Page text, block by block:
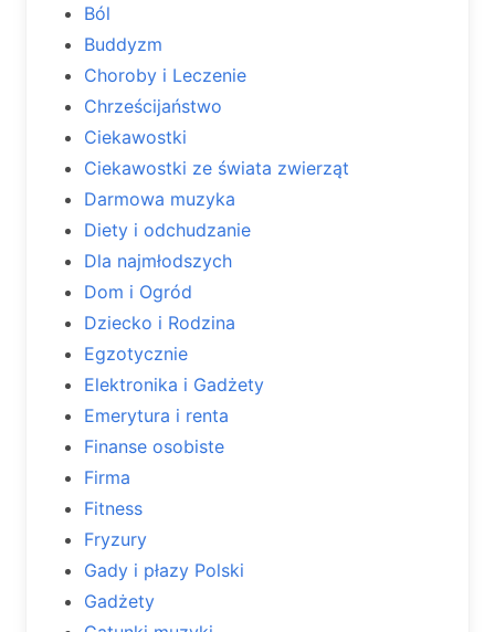
Ból
Buddyzm
Choroby i Leczenie
Chrześcijaństwo
Ciekawostki
Ciekawostki ze świata zwierząt
Darmowa muzyka
Diety i odchudzanie
Dla najmłodszych
Dom i Ogród
Dziecko i Rodzina
Egzotycznie
Elektronika i Gadżety
Emerytura i renta
Finanse osobiste
Firma
Fitness
Fryzury
Gady i płazy Polski
Gadżety